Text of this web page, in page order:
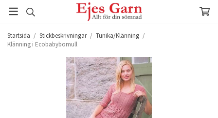
Startsida / Stickbeskrivningar / Tunika/Klänning /
Klänning i Ecobabybomull